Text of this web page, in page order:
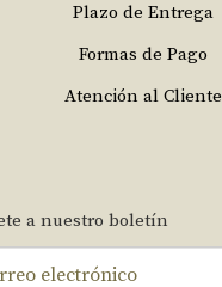
Plazo de Entrega
Formas de Pago
Atención al Cliente
a nuestro boletín